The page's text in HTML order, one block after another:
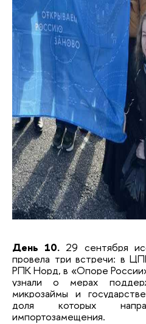
День 10. 29 сентября
провела три встречи: в
РПК Норд, в «Опоре
узнали о мерах
микрозаймы и
доля которых
импортозамещения.